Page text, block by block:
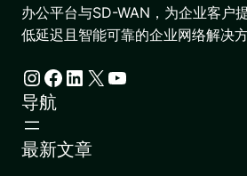
办公平台与SD-WAN，为企业客户
低延迟且智能可靠的企业网络解决方
Instagram Facebook LinkedIn X YouTube
导航
最新文章